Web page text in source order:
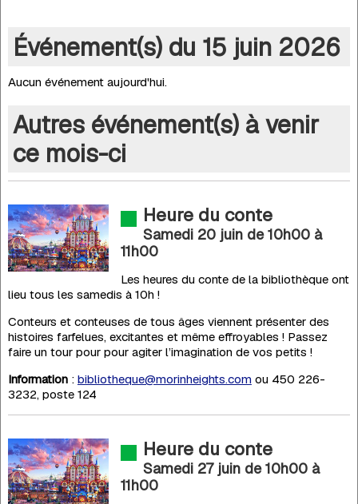
Événement(s) du 15 juin 2026
Aucun événement aujourd'hui.
Autres événement(s) à venir
ce mois-ci
Heure du conte
Samedi 20 juin de 10h00à
11h00
Les heures du conte de la bibliothèque ont
lieu tous les samedis à 10h !
Conteurs et conteuses de tous âges viennent présenter des
histoires farfelues, excitantes et même effroyables ! Passez
faire un tour pour pour agiter l’imagination de vos petits !
Information: bibliotheque@morinheights.com ou 450 226-
3232, poste 124
Heure du conte
Samedi 27 juin de 10h00à
11h00